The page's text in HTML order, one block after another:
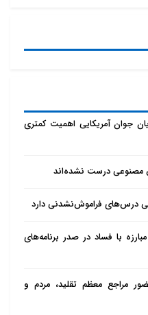
جوان آمریکایی اهمیت کمتری
مصنوعی درست نشده‌اند
درس‌های فراموش‌نشدنی دارد
با فساد در صدر برنامه‌های
مراجع معظم تقلید، مردم و